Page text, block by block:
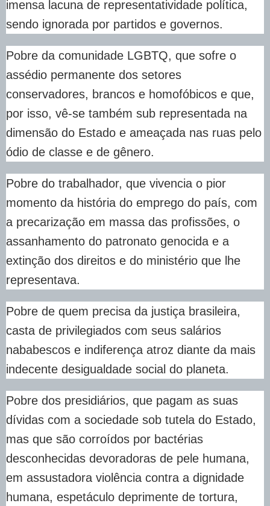
imensa lacuna de representatividade política,
sendo ignorada por partidos e governos.
Pobre da comunidade LGBTQ, que sofre o
assédio permanente dos setores
conservadores, brancos e homofóbicos e que,
por isso, vê-se também sub representada na
dimensão do Estado e ameaçada nas ruas pelo
ódio de classe e de gênero.
Pobre do trabalhador, que vivencia o pior
momento da história do emprego do país, com
a precarização em massa das profissões, o
assanhamento do patronato genocida e a
extinção dos direitos e do ministério que lhe
representava.
Pobre de quem precisa da justiça brasileira,
casta de privilegiados com seus salários
nababescos e indiferença atroz diante da mais
indecente desigualdade social do planeta.
Pobre dos presidiários, que pagam as suas
dívidas com a sociedade sob tutela do Estado,
mas que são corroídos por bactérias
desconhecidas devoradoras de pele humana,
em assustadora violência contra a dignidade
humana, espetáculo deprimente de tortura,